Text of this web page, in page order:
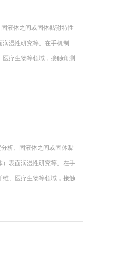
液体之间或固体黏驸特性
湿性研究等。在手机制
疗生物等领域，接触角测
析、固液体之间或固体黏
表面润湿性研究等。在手
维、医疗生物等领域，接触